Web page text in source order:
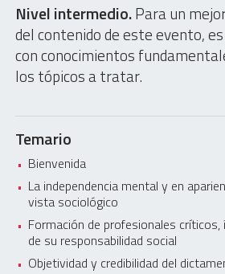
Nivel intermedio.Para un
del contenido de este evento,
con conocimientos
los tópicos a tratar.
Temario
Bienvenida
La independencia mental y en
vista sociológico
Formación de profesionales
de su responsabilidad social
Objetividad y credibilidad del